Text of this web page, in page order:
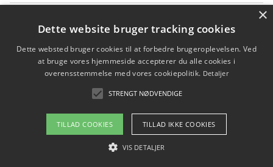
får du indgår et samarbejde
Hold et møde med en WordPress ekspert og vælg den
mest professionelle til at vedligeholde din løsning
Copyright 2026 - Pilanto Aps
Om / kontakt
×
Dette website bruger tracking cookies
Dette websted bruger cookies til at forbedre brugeroplevelsen. Ved
at bruge vores hjemmeside accepterer du alle cookies i
overensstemmelse med vores cookiepolitik. Detaljer
STRENGT NØDVENDIGE
TILLAD COOKIES TILLAD IKKE COOKIES
VIS DETALJER